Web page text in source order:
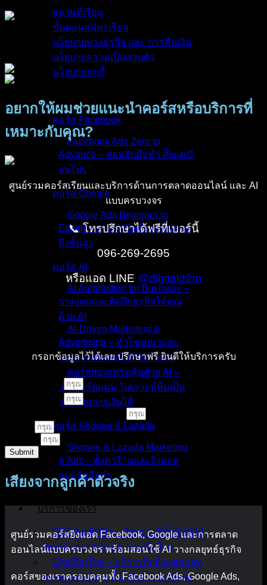
สถานที่เรียน
ขั้นตอนสมัครเรียน
นโยบายทางธุรกิจ และ การคืนเงิน
นโยบายความเป็นส่วนตัว
นโยบายคุกกี้
คอร์ส Facebook
Facebook Ads Zero to
Advance – สอนจับมือทำ ตั้งแต่ 0
จนโปร
คอร์ส Google
Google Ads Beginner to
Expert – ทุกเทคนิคตั้งแต่พื้นฐาน
ถึงขั้นสูง
คอร์ส AI
AI Automation for Business –
วางแผนและติดปีกธุรกิจให้คุณ
ด้วย AI
AI-Driven Marketing &
Advertising – ทำโฆษณาและ
คอนเทนต์แบบมือโปรด้วย AI
คอร์สสอนเทรดหุ้นด้วย AI –
วางพอร์ตแม่น วิเคราะห์หุ้นเป็น
วางแผนการเงินได้
คอร์ส Shopee & Lazada
Shopee & Lazada Marketing
& Ads – ตั้งค่าร้านและยิงแอด
แบบจับมือทำ
บริการของเรา
SEO Audit Pro – วิเคราะห์เว็บไซต์ให้
ติดหน้าแรก Google แบบมือโปร
ChatBot Pro – บริการติดตั้งแชทบอท
ครบทุกช่องทาง ทั้ง LINE, Facebook
อยากให้ผมช่วยแนะนำคอร์สหรือบริการที่
เหมาะกับคุณ?
ศูนย์รวมคอร์สเรียนและบริการด้านการตลาดออนไลน์ และ AI
แบบครบวงจร
📞 โทรปรึกษาได้ฟรีที่เบอร์นี้
096-269-2695
หรือแอด LINE @digitald2m
กรอกข้อมูลไว้ได้เลย ปรึกษาฟรี ยินดีให้บริการครับ
ชื่อ - นามสกุล
เบอร์โทรศัพท์
Submit
เสียงจากลูกค้าตัวจริง
ศูนย์รวมคอร์สยิงแอด Facebook, Google และการตลาด
ออนไลน์แบบครบวงจร พร้อมสอนใช้ AI วางกลยุทธ์ธุรกิจ
คอร์สของเราครอบคลุมทั้ง Facebook Ads, Google Ads,